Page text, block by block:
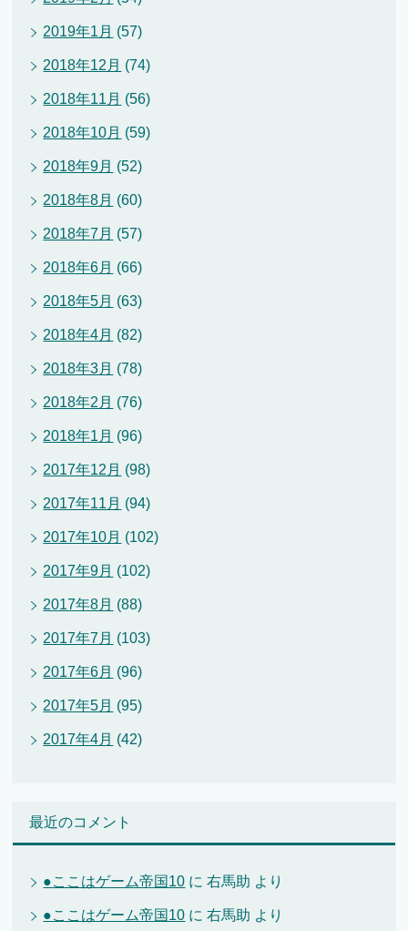
2019年1月 (57)
2018年12月 (74)
2018年11月 (56)
2018年10月 (59)
2018年9月 (52)
2018年8月 (60)
2018年7月 (57)
2018年6月 (66)
2018年5月 (63)
2018年4月 (82)
2018年3月 (78)
2018年2月 (76)
2018年1月 (96)
2017年12月 (98)
2017年11月 (94)
2017年10月 (102)
2017年9月 (102)
2017年8月 (88)
2017年7月 (103)
2017年6月 (96)
2017年5月 (95)
2017年4月 (42)
最近のコメント
●ここはゲーム帝国10 に右馬助 より
●ここはゲーム帝国10 に右馬助 より